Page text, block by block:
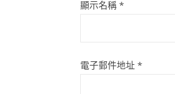
顯示名稱 *
電子郵件地址 *